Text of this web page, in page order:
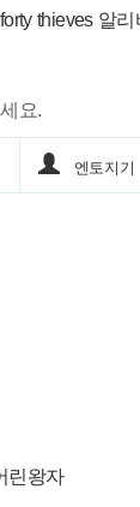
요.
엔토지기